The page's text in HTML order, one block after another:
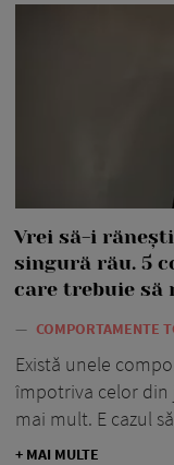
Vrei să-i
singură rău. 5
care trebuie să
— COMPORTAMENTE
Există unele
împotriva celor din
mai mult. E cazul
+ MAI MULTE